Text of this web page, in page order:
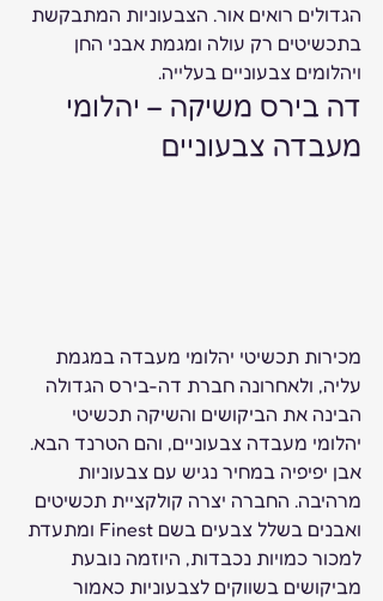
הגדולים רואים אור. הצבעוניות המתבקשת
בתכשיטים רק עולה ומגמת אבני החן
ויהלומים צבעוניים בעלייה.
דה בירס משיקה – יהלומי
מעבדה צבעוניים
מכירות תכשיטי יהלומי מעבדה במגמת
עליה, ולאחרונה חברת דה-בירס הגדולה
הבינה את הביקושים והשיקה תכשיטי
יהלומי מעבדה צבעוניים, והם הטרנד הבא.
אבן יפיפיה במחיר נגיש עם צבעוניות
מרהיבה. החברה יצרה קולקציית תכשיטים
ואבנים בשלל צבעים בשם Finest ומתעדת
למכור כמויות נכבדות, היוזמה נובעת
מביקושים בשווקים לצבעוניות כאמור